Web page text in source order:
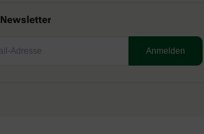
Newsletter